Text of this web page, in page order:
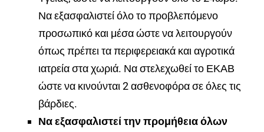
Να εξασφαλιστεί όλο το προβλεπόμενο
προσωπικό και μέσα ώστε να λειτουργούν
όπως πρέπει τα περιφερειακά και αγροτικά
ιατρεία στα χωριά. Να στελεχωθεί το ΕΚΑΒ
ώστε να κινούνται 2 ασθενοφόρα σε όλες τις
βάρδιες.
Να εξασφαλιστεί την προμήθεια όλων